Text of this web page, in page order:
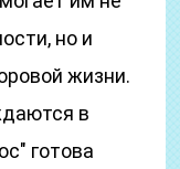
но и
жизни.
в
готова